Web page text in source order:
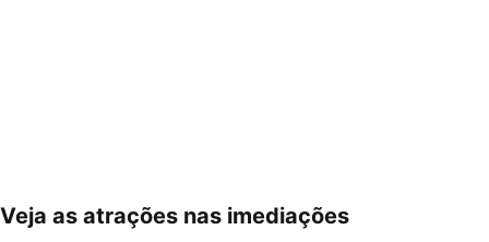
Ampliar mapa
Veja as atrações nas imediações